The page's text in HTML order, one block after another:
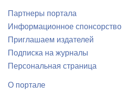
Партнеры портала
Информационное спонсорство
Приглашаем издателей
Подписка на журналы
Персональная страница
О портале